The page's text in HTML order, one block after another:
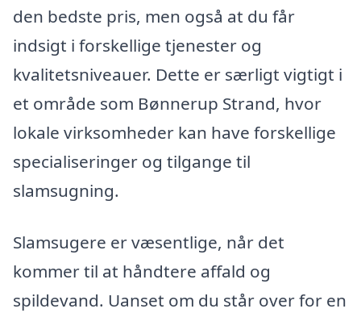
den bedste pris, men også at du får
indsigt i forskellige tjenester og
kvalitetsniveauer. Dette er særligt vigtigt i
et område som Bønnerup Strand, hvor
lokale virksomheder kan have forskellige
specialiseringer og tilgange til
slamsugning.
Slamsugere er væsentlige, når det
kommer til at håndtere affald og
spildevand. Uanset om du står over for en